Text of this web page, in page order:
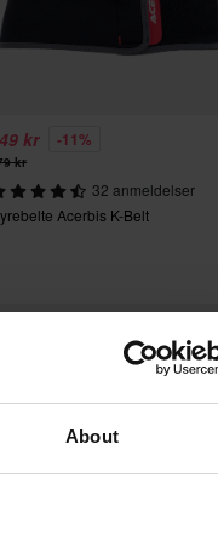
About
kr -11%
kr
32 anmeldelser
Acerbis K-Belt